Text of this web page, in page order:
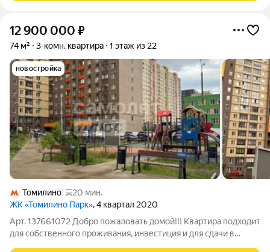
12 900 000 ₽
74 м² 3-комн. квартира 1 этаж из 22
новостройка
Томилино
20 мин.
ЖК «Томилино Парк», 4 квартал 2020
Арт. 137661072 Добро пожаловать домой!!! Квартира подходит
для собственного проживания, инвестиция и для сдачи в